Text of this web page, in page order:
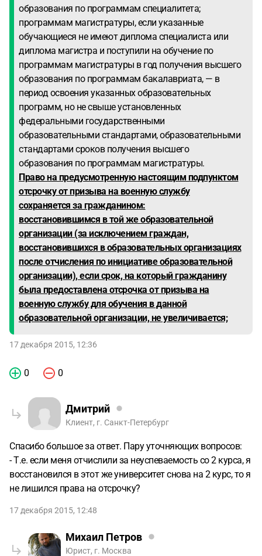
образования по программам специалитета;
программам магистратуры, если указанные
обучающиеся не имеют диплома специалиста или
диплома магистра и поступили на обучение по
программам магистратуры в год получения высшего
образования по программам бакалавриата, — в
период освоения указанных образовательных
программ, но не свыше установленных
федеральными государственными
образовательными стандартами, образовательными
стандартами сроков получения высшего
образования по программам магистратуры.
Право на предусмотренную настоящим подпунктом
отсрочку от призыва на военную службу
сохраняется за гражданином:
восстановившимся в той же образовательной
организации (за исключением граждан,
восстановившихся в образовательных организациях
после отчисления по инициативе образовательной
организации), если срок, на который гражданину
была предоставлена отсрочка от призыва на
военную службу для обучения в данной
образовательной организации, не увеличивается;
17 декабря 2015, 12:36
0 0
Дмитрий
Клиент, г. Санкт-Петербург
Спасибо большое за ответ. Пару уточняющих вопросов:
- Т.е. если меня отчислили за неуспеваемость со 2 курса, я
восстановился в этот же университет снова на 2 курс, то я
не лишился права на отсрочку?
17 декабря 2015, 12:48
Михаил Петров
Юрист, г. Москва